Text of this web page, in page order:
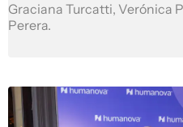
Graciana Turcatti, Verónica
Perera.